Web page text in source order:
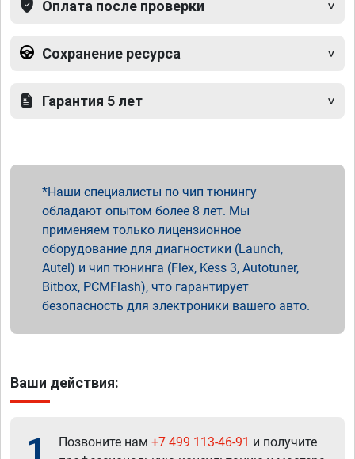
Оплата после проверки
Сохранение ресурса
Гарантия 5 лет
Наши специалисты по чип тюнингу
обладают опытом более 8 лет. Мы
применяем только лицензионное
оборудование для диагностики (Launch,
Autel) и чип тюнинга (Flex, Kess 3, Autotuner,
Bitbox, PCMFlash), что гарантирует
безопасность для электроники вашего авто.
Ваши действия:
1 Позвоните нам +7 499 113-46-91 и получите